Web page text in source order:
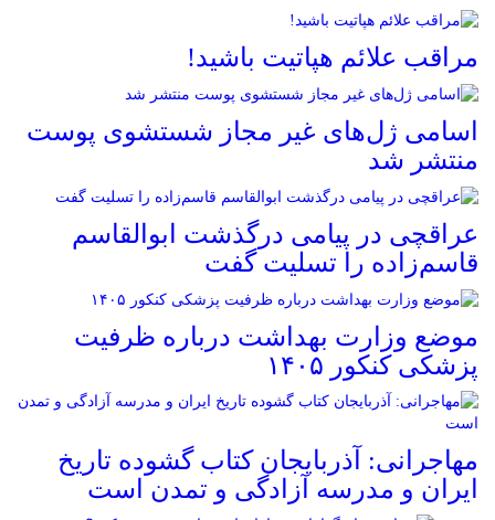
مراقب علائم هپاتیت باشید!
اسامی ژل‌های غیر مجاز شستشوی پوست
منتشر شد
عراقچی در پیامی درگذشت ابوالقاسم
قاسم‌زاده را تسلیت گفت
موضع وزارت بهداشت درباره ظرفیت
پزشکی کنکور ۱۴۰۵
مهاجرانی: آذربایجان کتاب گشوده تاریخ
ایران و مدرسه آزادگی و تمدن است